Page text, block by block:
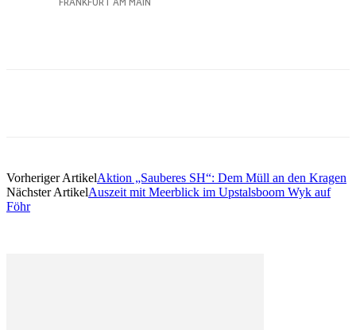
Vorheriger ArtikelAktion „Sauberes SH“: Dem Müll an den Kragen
Nächster ArtikelAuszeit mit Meerblick im Upstalsboom Wyk auf
Föhr